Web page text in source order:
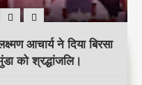
मजिंदर खरवार ने संगठन को
मजबूत बनाने की अपील की।